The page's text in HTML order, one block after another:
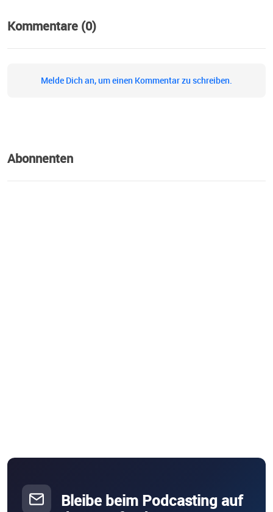
Kommentare (0)
Melde Dich an, um einen Kommentar zu schreiben.
Abonnenten
Bleibe beim Podcasting auf